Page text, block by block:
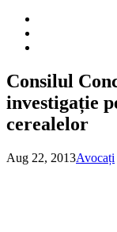
Consilul
investigație
cerealelor
Aug 22, 2013Avocați